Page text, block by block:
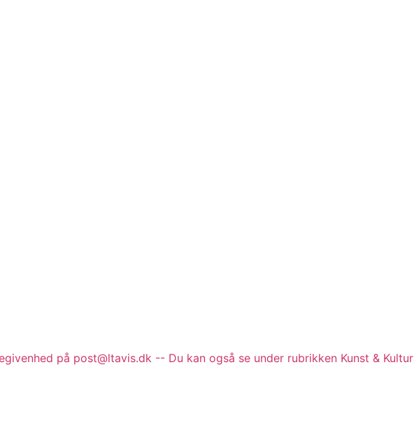
på post@ltavis.dk -- Du kan også se under rubrikken Kunst & Kultur